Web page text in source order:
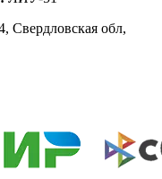
Свердловская обл,